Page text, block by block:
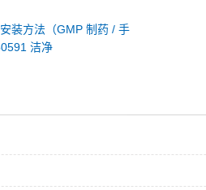
装方法（GMP 制药 / 手
洁净